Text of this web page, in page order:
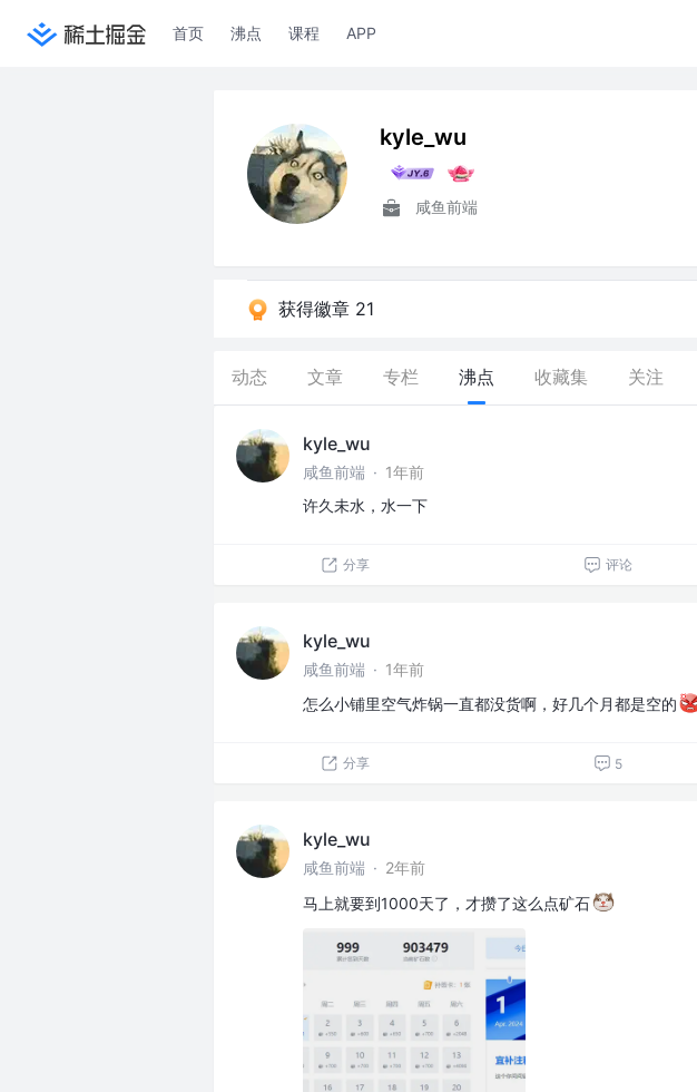
首页 沸点 课程 APP
kyle_wu
咸鱼前端
获得徽章 21
动态 文章 专栏 沸点 收藏集 关注
kyle_wu
咸鱼前端 · 1年前
许久未水，水一下
分享 评论
kyle_wu
咸鱼前端 · 1年前
怎么小铺里空气炸锅一直都没货啊，好几个月都是空的
分享 5
kyle_wu
咸鱼前端 · 2年前
马上就要到1000天了，才攒了这么点矿石